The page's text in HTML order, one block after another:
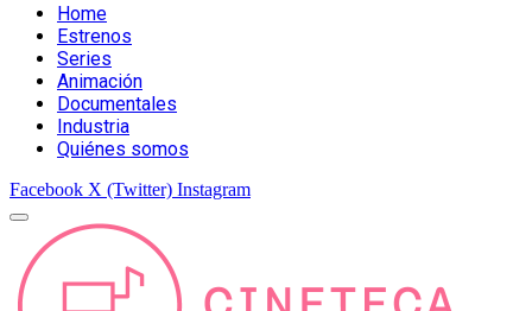
Home
Estrenos
Series
Animación
Documentales
Industria
Quiénes somos
Facebook X (Twitter) Instagram